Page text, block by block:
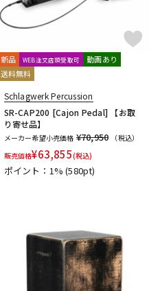
新品 WEB注文店頭受取可
動画あり
送料無料
Schlagwerk Percussion
SR-CAP200 [Cajon Pedal] 【お取
り寄せ品】
メーカー希望小売価格 ¥70,950
（税込）
販売価格¥63,855(税込)
ポイント：1%(580pt)